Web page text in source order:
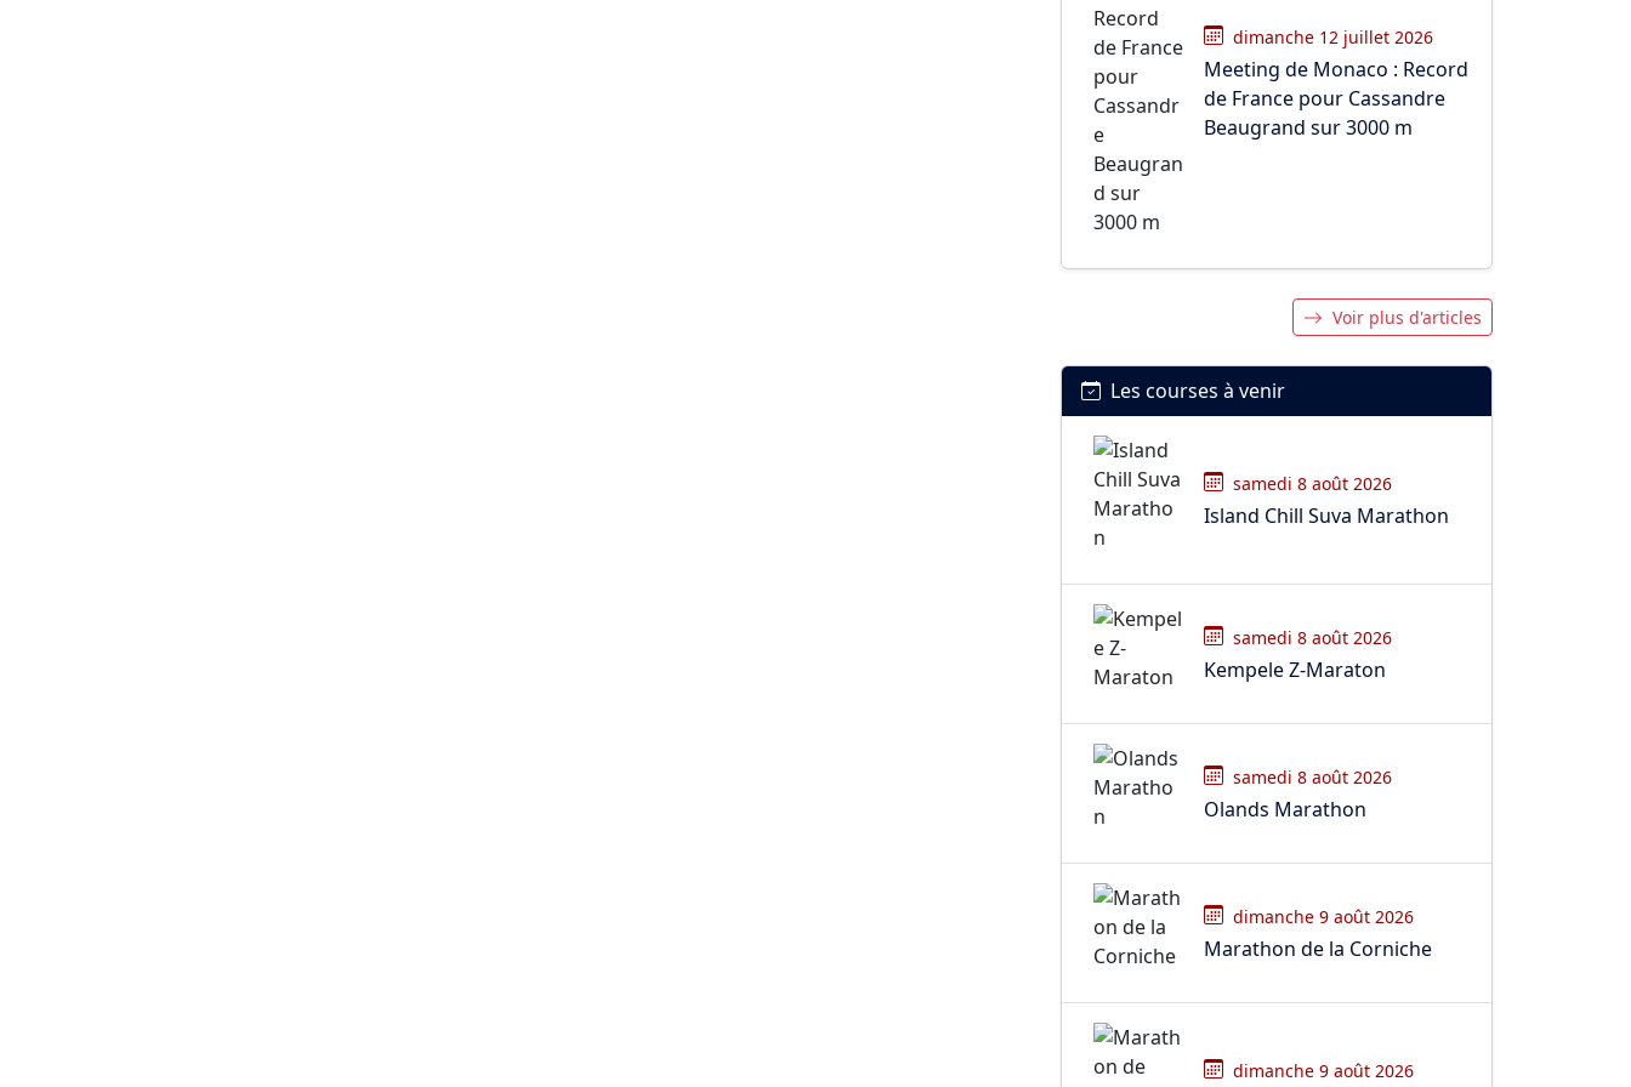
dimanche 12 juillet 2026
Meeting de Monaco : Record
de France pour Cassandre
Beaugrand sur 3000 m
Voir plus d'articles
Les courses à venir
samedi 8 août 2026
Island Chill Suva Marathon
samedi 8 août 2026
Kempele Z-Maraton
samedi 8 août 2026
Olands Marathon
dimanche 9 août 2026
Marathon de la Corniche
dimanche 9 août 2026